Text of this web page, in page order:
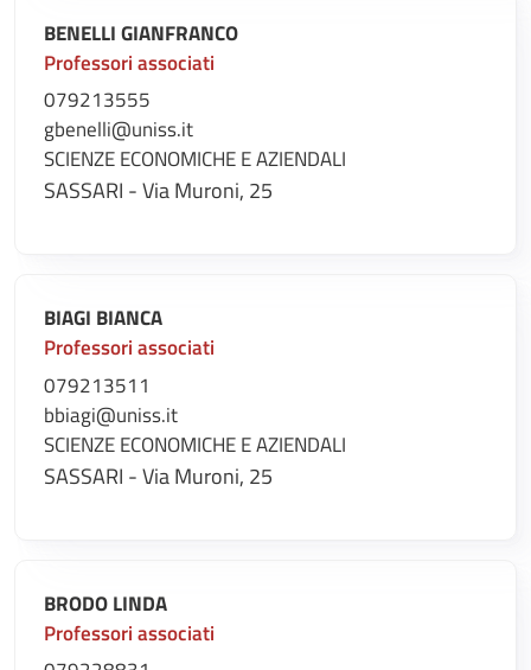
BENELLI GIANFRANCO
Professori associati
079213555
gbenelli@uniss.it
SCIENZE ECONOMICHE E AZIENDALI
SASSARI - Via Muroni, 25
BIAGI BIANCA
Professori associati
079213511
bbiagi@uniss.it
SCIENZE ECONOMICHE E AZIENDALI
SASSARI - Via Muroni, 25
BRODO LINDA
Professori associati